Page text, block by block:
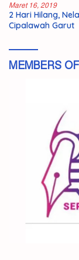
Maret 16, 2019
2 Hari Hilang,
Cipalawah Garut
MEMBERS OF